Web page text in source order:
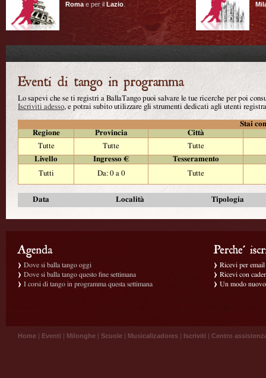
Roma e per il Lazio
Lo sapevi che se ti registri a BallaTango puoi salvare le tue ricerche per poi
Iscriviti adesso, e potrai subito utilizzare gli strumenti dedicati agli utenti
Stai
Regione
Provincia
Città
Tutte
Tutte
Tutte
Livello
Ingresso €
Tesseramento
Tutti
Da: 0 a 0 Tutte
Data Località Tipologia
Dove si balla tango oggi
Dove si balla tango questo fine settimana
I corsi di tango in programma questa settimana
Ricevi per
Ricevi con
Un modo
Home | Eventi | Milonghe | Scuole | Musicalizadores | Iscriviti | Centro